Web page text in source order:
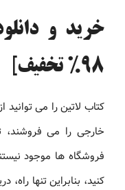
خرید و
98% تخفیف]
کتاب لاتین را می
خارجی را می فروشند،
فروشگاه ها موجود
کنید، بنابراین تنها